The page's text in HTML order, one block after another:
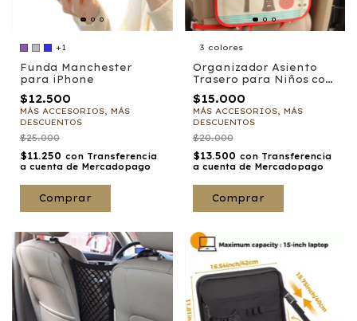
+1
Funda Manchester
para iPhone
$12.500
MÁS ACCESORIOS, MÁS
DESCUENTOS
$25.000
$11.250 con Transferencia
a cuenta de Mercadopago
Comprar
3 colores
Organizador Asiento
Trasero para Niños con
$15.000
MÁS ACCESORIOS, MÁS
DESCUENTOS
$20.000
$13.500 con Transferencia
a cuenta de Mercadopago
Comprar